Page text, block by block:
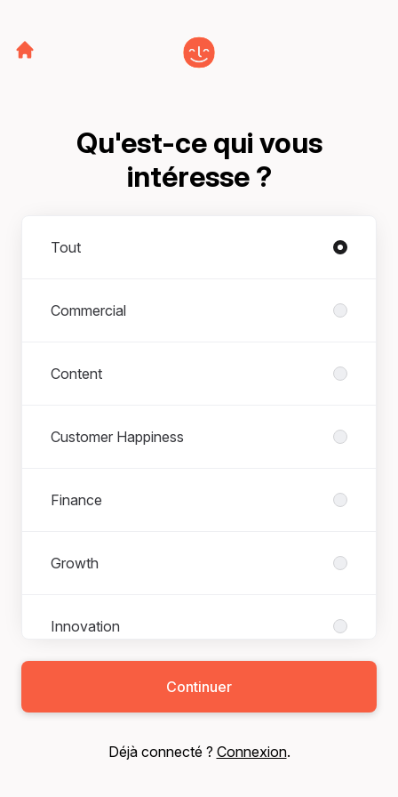
Qu'est-ce qui vous
intéresse ?
Tout
Commercial
Content
Customer Happiness
Finance
Growth
Innovation
Marketing & Creative
Continuer
Déjà connecté ? Connexion.